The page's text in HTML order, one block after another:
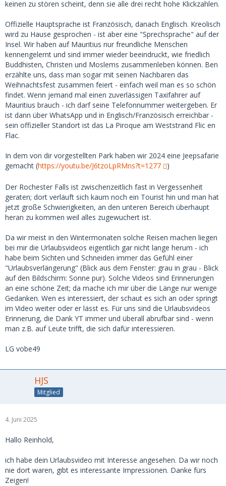
keinen zu stören scheint, denn sie alle drei recht hohe Klickzahlen.
Offizielle Hauptsprache ist Französisch, danach Englisch. Kreolisch
wird zu Hause gesprochen - ist aber eine "Sprechsprache" auf der
Insel. Wir haben auf Mauritius nur freundliche Menschen
kennengelernt und sind immer wieder beeindruckt, wie friedlich
Buddhisten, Christen und Moslems zusammenleben können. Ben
erzählte uns, dass man sogar mit seinen Nachbaren das
Weihnachtsfest zusammen feiert - einfach weil man es so schön
findet. Wenn jemand mal einen zuverlässigen Taxifahrer auf
Mauritius brauch - ich darf seine Telefonnummer weitergeben. Er
ist dann über WhatsApp und in Englisch/Französisch erreichbar -
sein offizieller Standort ist das La Piroque am Weststrand Flic en
Flac.
In dem von dir vorgestellten Park haben wir 2024 eine Jeepsafarie
gemacht (https://youtu.be/J6tzoLpRMns?t=1277 )
Der Rochester Falls ist zwischenzeitlich fast in Vergessenheit
geraten; dort verläuft sich kaum noch ein Tourist hin und man hat
jetzt große Schwierigkeiten, an den unteren Bereich überhaupt
heran zu kommen weil alles zugewuchert ist.
Da wir meist in den Wintermonaten solche Reisen machen liegen
bei mir die Urlaubsvideos eigentlich gar nicht lange herum - ich
habe beim Sichten und Schneiden immer das Gefühl einer
"Urlaubsverlängerung" (Blick aus dem Fenster: grau in grau - Blick
auf den Bildschirm: Sonne pur). Solche Videos sind Erinnerungen
an eine schöne Zeit; da mache ich mir über die Länge nur wenige
Gedanken. Wen es interessiert, der schaut es sich an oder springt
im Video weiter oder er lässt es. Für uns sind die Urlaubsvideos
Erinnerung, die Dank YT immer und überall abrufbar sind - wenn
man z.B. auf Leute trifft, die sich dafür interessieren.
LG vobe49
HJS
Mitglied
4. Juni 2025
Hallo Reinhold,
ich habe dein Urlaubsvideo mit Interesse angesehen. Da wir noch
nie dort waren, gibt es interessante Impressionen. Danke fürs
Zeigen!